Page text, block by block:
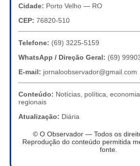
Cidade: Porto Velho — RO
CEP: 76820-510
Telefone: (69) 3225-5159
WhatsApp / Direção Geral: (69)
E-mail: jornaloobservador@gmail.com
Conteúdo: Notícias, política,
regionais
Atualização: Diária
© O Observador — Todos os
Reprodução do conteúdo permitida
fonte.